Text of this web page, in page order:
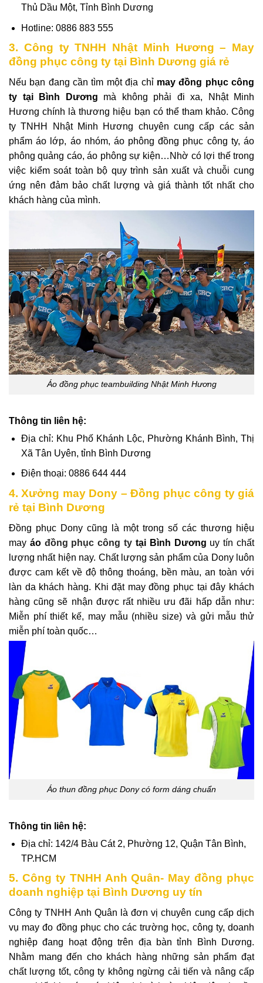
Thủ Dầu Một, Tỉnh Bình Dương
Hotline: 0886 883 555
3. Công ty TNHH Nhật Minh Hương – May
đồng phục công ty tại Bình Dương giá rẻ
Nếu bạn đang cần tìm một địa chỉ may đồng phục công
ty tại Bình Dương mà không phải đi xa, Nhật Minh
Hương chính là thương hiệu bạn có thể tham khảo. Công
ty TNHH Nhật Minh Hương chuyên cung cấp các sản
phẩm áo lớp, áo nhóm, áo phông đồng phục công ty, áo
phông quảng cáo, áo phông sự kiện…Nhờ có lợi thế trong
việc kiểm soát toàn bộ quy trình sản xuất và chuỗi cung
ứng nên đảm bảo chất lượng và giá thành tốt nhất cho
khách hàng của mình.
Áo đồng phục teambuilding Nhật Minh Hương
Thông tin liên hệ:
Địa chỉ: Khu Phố Khánh Lộc, Phường Khánh Bình, Thị
Xã Tân Uyên, tỉnh Bình Dương
Điện thoại: 0886 644 444
4. Xưởng may Dony – Đồng phục công ty giá
rẻ tại Bình Dương
Đồng phục Dony cũng là một trong số các thương hiệu
may áo đồng phục công ty tại Bình Dương uy tín chất
lượng nhất hiện nay. Chất lượng sản phẩm của Dony luôn
được cam kết về độ thông thoáng, bền màu, an toàn với
làn da khách hàng. Khi đặt may đồng phục tại đây khách
hàng cũng sẽ nhận được rất nhiều ưu đãi hấp dẫn như:
Miễn phí thiết kế, may mẫu (nhiều size) và gửi mẫu thử
miễn phí toàn quốc…
Áo thun đồng phục Dony có form dáng chuẩn
Thông tin liên hệ:
Địa chỉ: 142/4 Bàu Cát 2, Phường 12, Quận Tân Bình,
TP.HCM
5. Công ty TNHH Anh Quân- May đồng phục
doanh nghiệp tại Bình Dương uy tín
Công ty TNHH Anh Quân là đơn vị chuyên cung cấp dịch
vụ may đo đồng phục cho các trường học, công ty, doanh
nghiệp đang hoạt động trên địa bàn tỉnh Bình Dương.
Nhằm mang đến cho khách hàng những sản phẩm đạt
chất lượng tốt, công ty không ngừng cải tiến và nâng cấp